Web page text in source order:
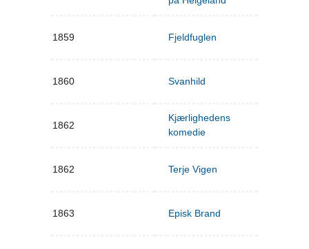
1859 Fjeldfuglen
1860 Svanhild
1862
Kjærlighedens
komedie
1862 Terje Vigen
1863 Episk Brand